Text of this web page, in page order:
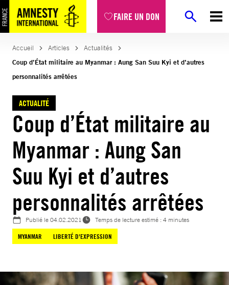
FAIRE UN DON
Aller
au
contenu
Accueil Articles
Actualités
Coup d’État militaire au Myanmar : Aung San Suu Kyi et d’autres
personnalités arrêtées
ACTUALITÉ
Coup d’État militaire au
Myanmar : Aung San
Suu Kyi et d’autres
personnalités arrêtées
Publié le04.02.2021
Temps de lecture estimé : 4 minutes
MYANMAR
LIBERTÉ D'EXPRESSION